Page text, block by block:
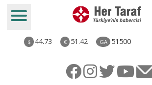
$ 44.73 € 51.42 GA 51500